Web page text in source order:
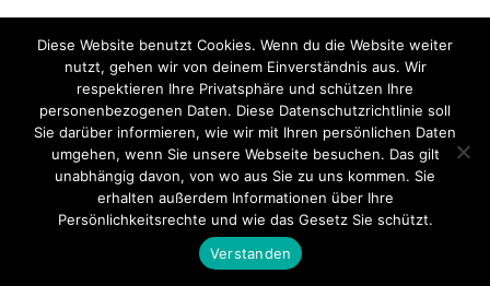
Startseite Einsätze Mitglied werden Über uns
Bilder
Kontakt
Theme byThink Up Themes Ltd. Powered byWordPress.
Diese Website benutzt Cookies. Wenn du die Website weiter
nutzt, gehen wir von deinem Einverständnis aus. Wir
respektieren Ihre Privatsphäre und schützen Ihre
personenbezogenen Daten. Diese Datenschutzrichtlinie soll
Sie darüber informieren, wie wir mit Ihren persönlichen Daten
umgehen, wenn Sie unsere Webseite besuchen. Das gilt
unabhängig davon, von wo aus Sie zu uns kommen. Sie
erhalten außerdem Informationen über Ihre
Persönlichkeitsrechte und wie das Gesetz Sie schützt.
Verstanden